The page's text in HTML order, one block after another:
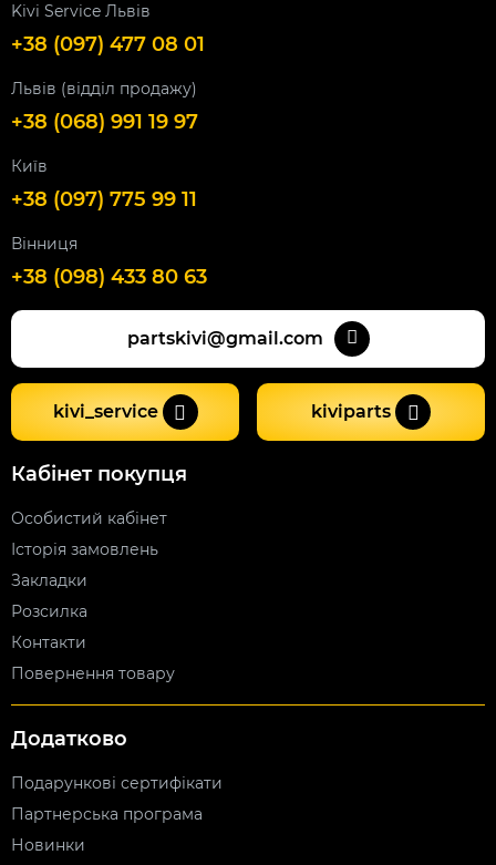
Kivi Service Львів
+38 (097) 477 08 01
Львів (відділ продажу)
+38 (068) 991 19 97
Київ
+38 (097) 775 99 11
Вінниця
+38 (098) 433 80 63
partskivi@gmail.com
kivi_service kiviparts
Кабінет покупця
Особистий кабінет
Історія замовлень
Закладки
Розсилка
Контакти
Повернення товару
Додатково
Подарункові сертифікати
Партнерська програма
Новинки